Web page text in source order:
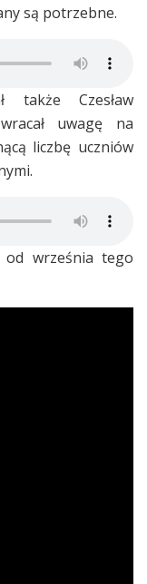
są potrzebne.
także Czesław
uwagę na
liczbę uczniów
od września tego